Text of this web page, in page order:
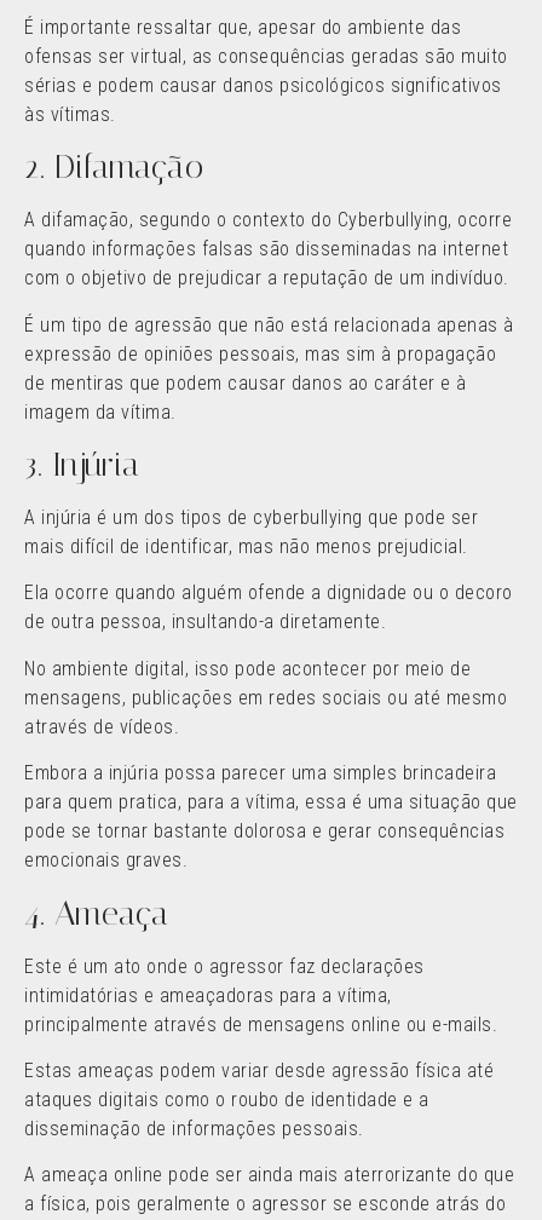
É importante ressaltar que, apesar do ambiente das
ofensas ser virtual, as consequências geradas são muito
sérias e podem causar danos psicológicos significativos
às vítimas.
2. Difamação
A difamação, segundo o contexto do Cyberbullying, ocorre
quando informações falsas são disseminadas na internet
com o objetivo de prejudicar a reputação de um indivíduo.
É um tipo de agressão que não está relacionada apenas à
expressão de opiniões pessoais, mas sim à propagação
de mentiras que podem causar danos ao caráter e à
imagem da vítima.
3. Injúria
A injúria é um dos tipos de cyberbullying que pode ser
mais difícil de identificar, mas não menos prejudicial.
Ela ocorre quando alguém ofende a dignidade ou o decoro
de outra pessoa, insultando-a diretamente.
No ambiente digital, isso pode acontecer por meio de
mensagens, publicações em redes sociais ou até mesmo
através de vídeos.
Embora a injúria possa parecer uma simples brincadeira
para quem pratica, para a vítima, essa é uma situação que
pode se tornar bastante dolorosa e gerar consequências
emocionais graves.
4. Ameaça
Este é um ato onde o agressor faz declarações
intimidatórias e ameaçadoras para a vítima,
principalmente através de mensagens online ou e-mails.
Estas ameaças podem variar desde agressão física até
ataques digitais como o roubo de identidade e a
disseminação de informações pessoais.
A ameaça online pode ser ainda mais aterrorizante do que
a física, pois geralmente o agressor se esconde atrás do